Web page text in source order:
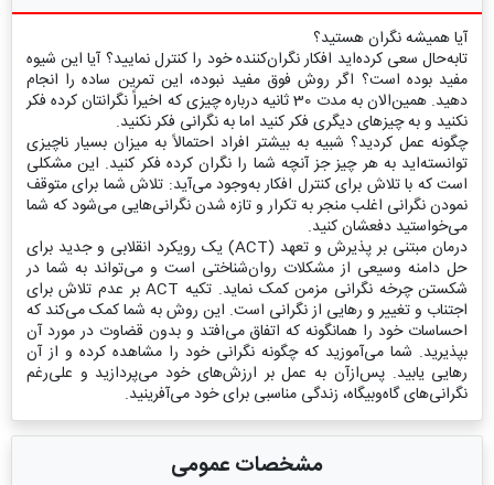
آیا همیشه نگران هستید؟
تابه‌حال سعی کرده‌اید افکار نگران‌کننده خود را کنترل نمایید؟ آیا این شیوه
مفید بوده است؟ اگر روش فوق مفید نبوده، این تمرین ساده را انجام
دهید. همین‌الان به مدت 30 ثانیه درباره چیزی که اخیراً نگرانتان کرده فکر
نکنید و به چیزهای دیگری فکر کنید اما به نگرانی فکر نکنید.
چگونه عمل کردید؟ شبیه به بیشتر افراد احتمالاً به میزان بسیار ناچیزی
توانسته‌اید به هر چیز جز آنچه شما را نگران کرده فکر کنید. این مشکلی
است که با تلاش برای کنترل افکار به‌وجود می‌آید: تلاش شما برای متوقف
نمودن نگرانی اغلب منجر به تکرار و تازه شدن نگرانی‌هایی می‌شود که شما
می‌خواستید دفعشان کنید.
درمان مبتنی بر پذیرش و تعهد (ACT) یک رویکرد انقلابی و جدید برای
حل دامنه وسیعی از مشکلات روان‌شناختی است و می‌تواند به شما در
شکستن چرخه نگرانی مزمن کمک نماید. تکیه ACT بر عدم تلاش برای
اجتناب و تغییر و رهایی از نگرانی است. این روش به شما کمک می‌کند که
احساسات خود را همانگونه که اتفاق می‌افتد و بدون قضاوت در مورد آن
بپذیرید. شما می‌آموزید که چگونه نگرانی خود را مشاهده کرده و از آن
رهایی یابید. پس‌ازآن به عمل بر ارزش‌های خود می‌پردازید و علی‌رغم
نگرانی‌های گاه‌وبیگاه، زندگی مناسبی برای خود می‌آفرینید.
مشخصات عمومی